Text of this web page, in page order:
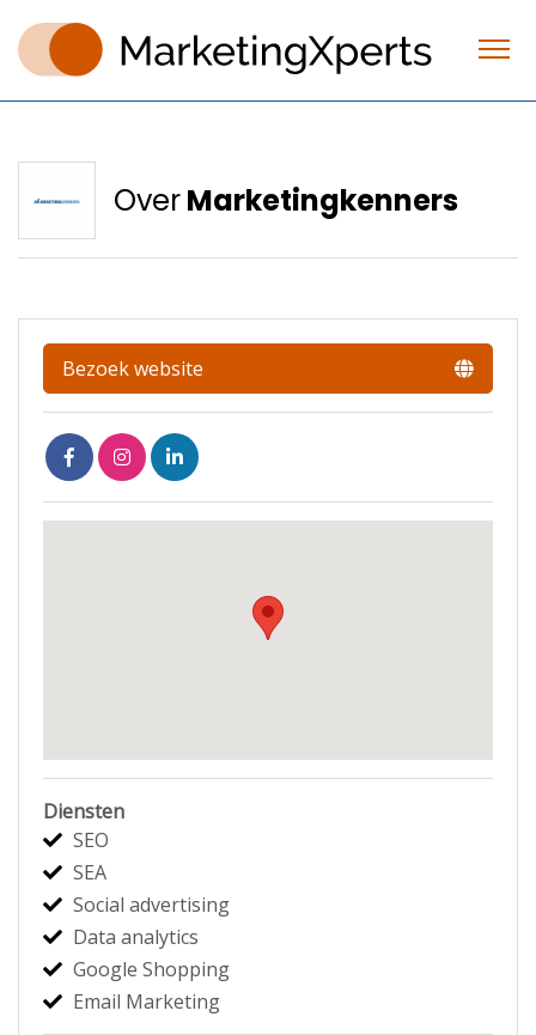
OverMarketingkenners
Bezoek website
Diensten
SEO
SEA
Social advertising
Data analytics
Google Shopping
Email Marketing